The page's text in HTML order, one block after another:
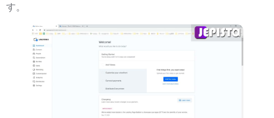
す。